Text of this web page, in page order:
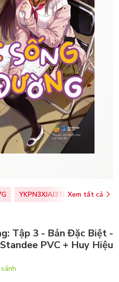
YKPN3XJAJ3TJ Xem tất cả
Tập 3 - Bản Đặc Biệt -
PVC + Huy Hiệu